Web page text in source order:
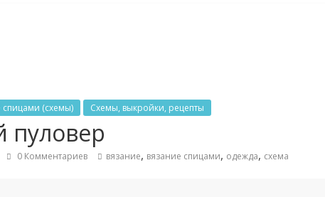
спицами (схемы) Схемы, выкройки, рецепты
0 Комментариев вязание, вязание спицами, одежда, схема